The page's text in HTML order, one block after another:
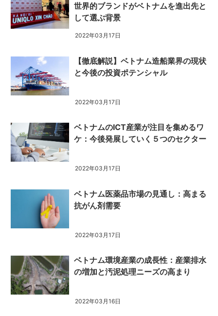
世界的ブランドがベトナムを進出先と
して選ぶ背景
2022年03月17日
【徹底解説】ベトナム造船業界の現状
と今後の投資ポテンシャル
2022年03月17日
ベトナムのICT産業が注目を集めるワ
ケ：今後発展していく５つのセクター
2022年03月17日
ベトナム医薬品市場の見通し：高まる
抗がん剤需要
2022年03月17日
ベトナム環境産業の成長性：産業排水
の増加と汚泥処理ニーズの高まり
2022年03月16日